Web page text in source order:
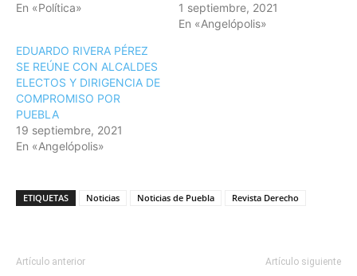
En «Política»
1 septiembre, 2021
En «Angelópolis»
EDUARDO RIVERA PÉREZ
SE REÚNE CON ALCALDES
ELECTOS Y DIRIGENCIA DE
COMPROMISO POR
PUEBLA
19 septiembre, 2021
En «Angelópolis»
ETIQUETAS Noticias Noticias de Puebla Revista Derecho
Artículo anterior Artículo siguiente